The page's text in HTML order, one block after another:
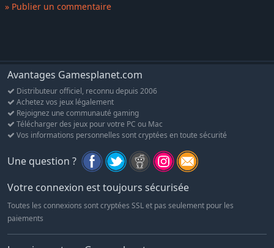
» Publier un commentaire
Avantages Gamesplanet.com
Distributeur officiel, reconnu depuis 2006
Achetez vos jeux légalement
Rejoignez une communauté gaming
Télécharger des jeux pour votre PC ou Mac
Vos informations personnelles sont cryptées en toute sécurité
Une question ?
Votre connexion est toujours sécurisée
Toutes les connexions sont cryptées SSL et pas seulement pour les
paiements